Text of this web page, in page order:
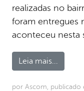
realizadas no
foram entregues
aconteceu nesta
Leia mais...
por Ascom,